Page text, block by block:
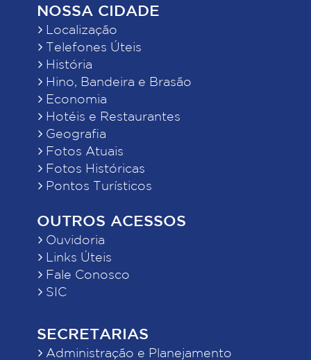
NOSSA CIDADE
Localização
Telefones Úteis
História
Hino, Bandeira e Brasão
Economia
Hotéis e Restaurantes
Geografia
Fotos Atuais
Fotos Históricas
Pontos Turísticos
OUTROS ACESSOS
Ouvidoria
Links Úteis
Fale Conosco
SIC
SECRETARIAS
Administração e Planejamento